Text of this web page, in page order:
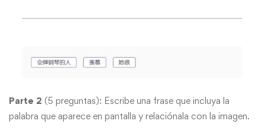
Parte 2 (5 preguntas): Escribe una frase que incluya la
palabra que aparece en pantalla y relaciónala con la imagen.